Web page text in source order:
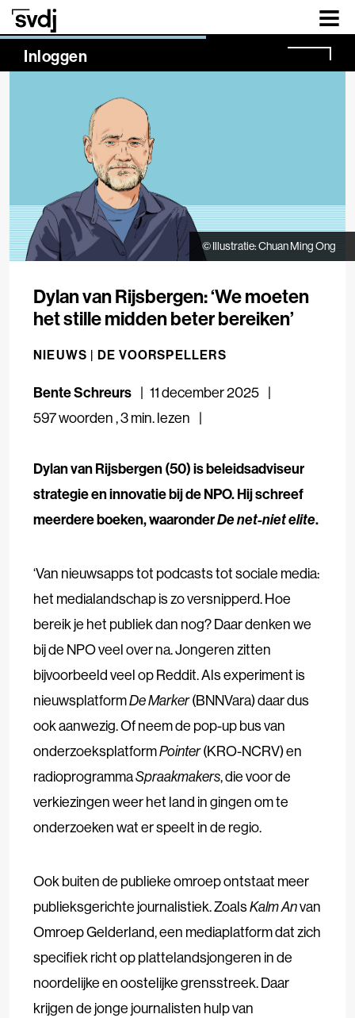
Naar hoofdinhoud
Inloggen
NaN%
© Illustratie: Chuan Ming Ong
Dylan van Rijsbergen: ‘We moeten
het stille midden beter bereiken’
NIEUWS | DE VOORSPELLERS
Bente Schreurs
11 december 2025
597 woorden,3 min. lezen
Dylan van Rijsbergen (50) is beleidsadviseur
strategie en innovatie bij de NPO. Hij schreef
meerdere boeken, waaronderDe net-niet elite.
‘Van nieuwsapps tot podcasts tot sociale media:
het medialandschap is zo versnipperd. Hoe
bereik je het publiek dan nog? Daar denken we
bij de NPO veel over na. Jongeren zitten
bijvoorbeeld veel op Reddit. Als experiment is
nieuwsplatformDe Marker(BNNVara) daar dus
ook aanwezig. Of neem de pop-up bus van
onderzoeksplatformPointer(KRO-NCRV) en
radioprogrammaSpraakmakers, die voor de
verkiezingen weer het land in gingen om te
onderzoeken wat er speelt in de regio.
Ook buiten de publieke omroep ontstaat meer
publieksgerichte journalistiek. ZoalsKalm Anvan
Omroep Gelderland, een mediaplatform dat zich
specifiek richt op plattelandsjongeren in de
noordelijke en oostelijke grensstreek. Daar
krijgen de jonge journalisten hulp van